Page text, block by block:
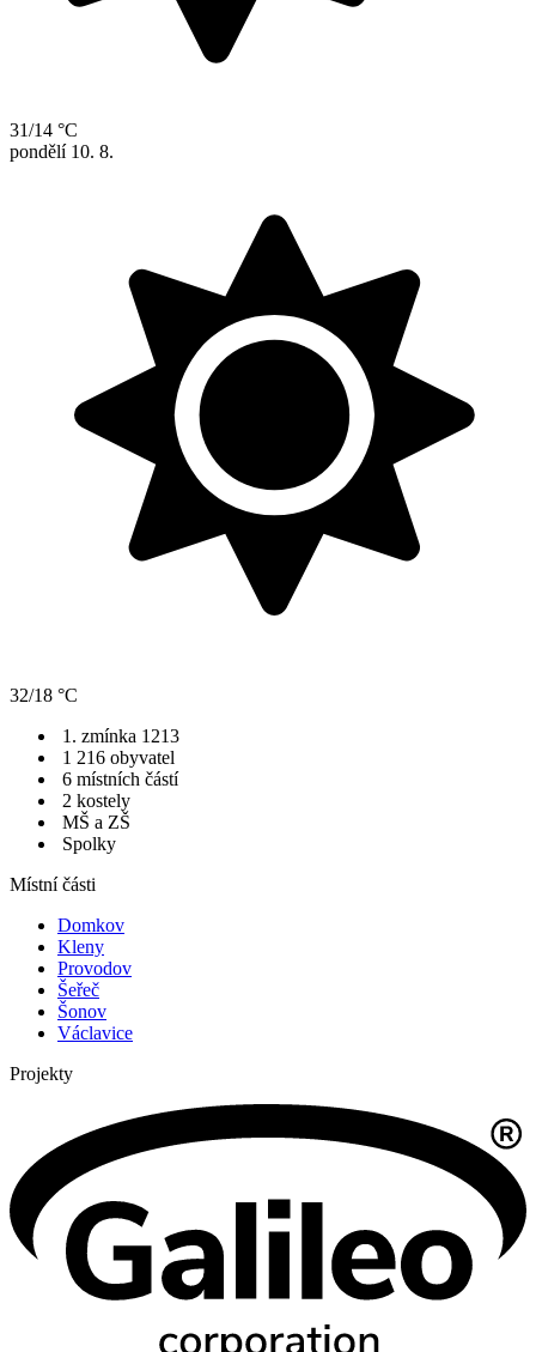
31/14 °C
pondělí 10. 8.
32/18 °C
1. zmínka 1213
1 216 obyvatel
6 místních částí
2 kostely
MŠ a ZŠ
Spolky
Místní části
Domkov
Kleny
Provodov
Šeřeč
Šonov
Václavice
Projekty